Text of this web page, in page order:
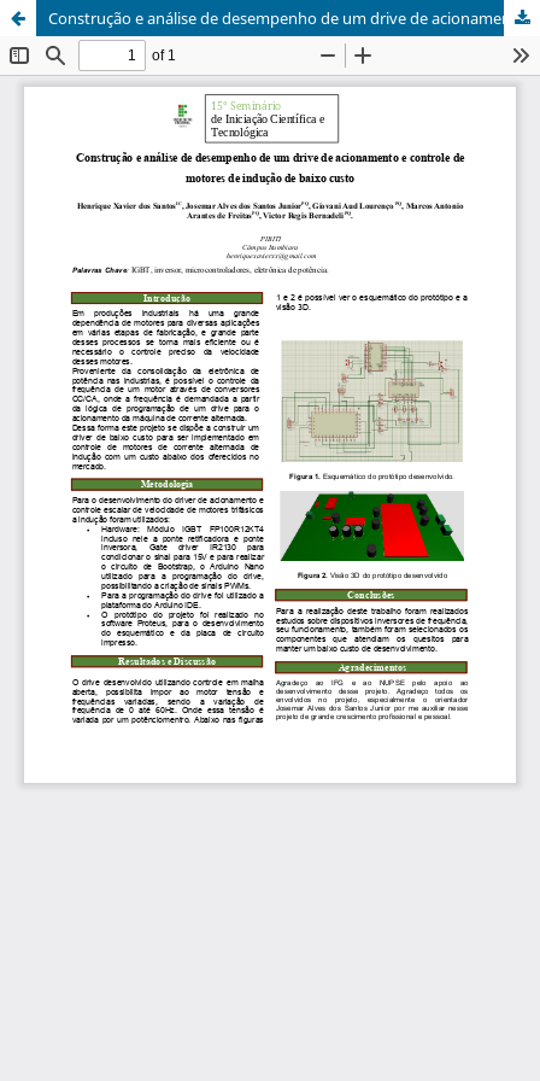
Construção e análise de desempenho de um drive de acionamento e controle de motores de indução de baixo custo